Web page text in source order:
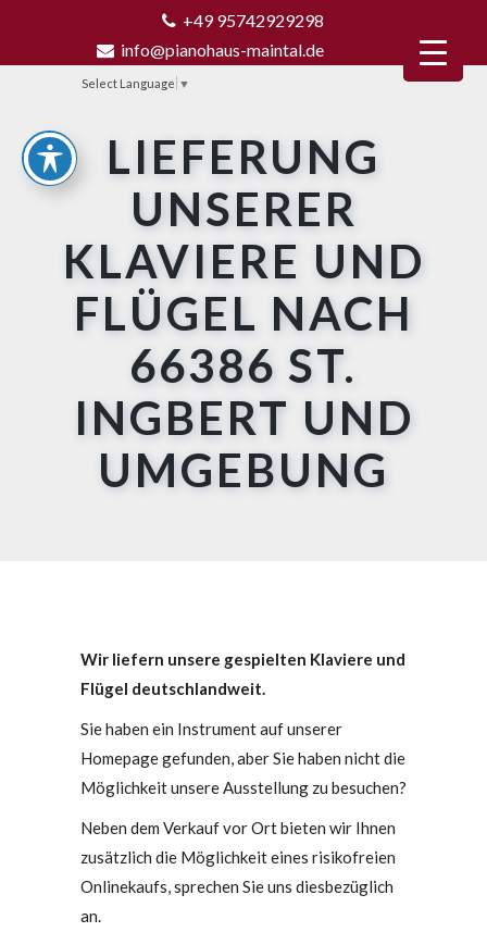
+49 95742929298
info@pianohaus-maintal.de
Select Language ▼
LIEFERUNG
UNSERER
KLAVIERE UND
FLÜGEL NACH
66386 ST.
INGBERT UND
UMGEBUNG
Wir liefern unsere gespielten Klaviere und
Flügel deutschlandweit.
Sie haben ein Instrument auf unserer
Homepage gefunden, aber Sie haben nicht die
Möglichkeit unsere Ausstellung zu besuchen?
Neben dem Verkauf vor Ort bieten wir Ihnen
zusätzlich die Möglichkeit eines risikofreien
Onlinekaufs, sprechen Sie uns diesbezüglich
an.